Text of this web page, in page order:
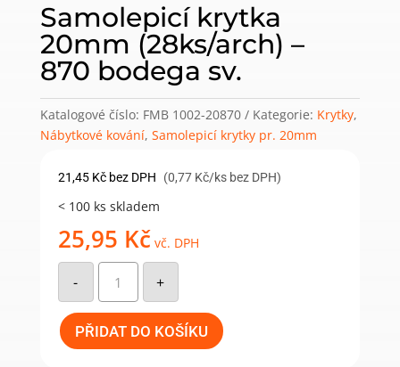
Samolepicí krytka
20mm (28ks/arch) –
870 bodega sv.
Katalogové číslo: FMB 1002-20870 Kategorie: Krytky,
Nábytkové kování, Samolepicí krytky pr. 20mm
21,45 Kč bez DPH (0,77 Kč/ks bez DPH)
< 100 ks skladem
25,95 Kč vč. DPH
-
Samolepicí
krytka
20mm
(28ks/arch)
-
870
bodega
sv.
+
PŘIDAT DO KOŠÍKU